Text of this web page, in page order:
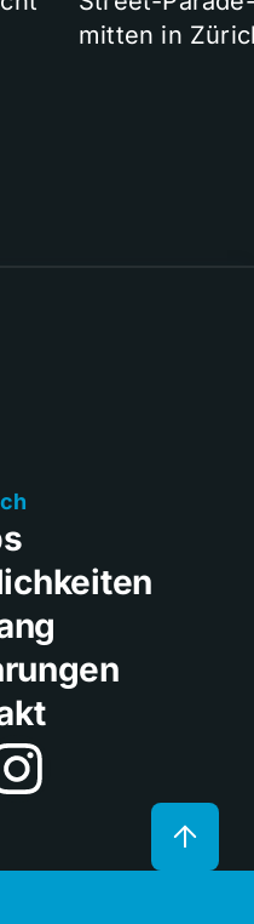
mitten in